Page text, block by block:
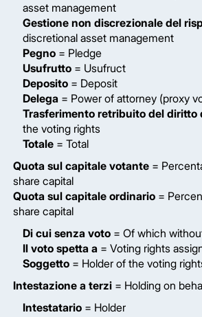
asset management
Gestione non discrezionale del
discretional asset management
Pegno = Pledge
Usufrutto = Usufruct
Deposito = Deposit
Delega = Power of attorney (proxy
Trasferimento retribuito del diritto
the voting rights
Totale = Total
Quota sul capitale votante =
share capital
Quota sul capitale ordinario =
share capital
Di cui senza voto = Of which
Il voto spetta a = Voting rights
Soggetto = Holder of the voting
Intestazione a terzi = Holding on
Intestatario = Holder